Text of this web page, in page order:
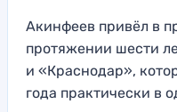
Акинфеев привёл в
протяжении шести
и «Краснодар»,
года практически в